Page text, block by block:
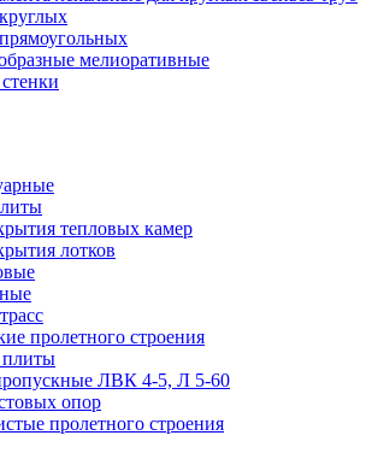
мелиоративные
тепловых камер
лотков
пролетного строения
ЛВК 4-5, Л 5-60
опор
пролетного строения